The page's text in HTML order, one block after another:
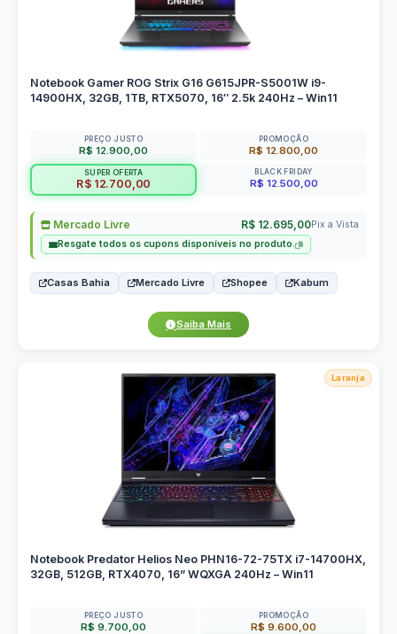
Notebook Gamer ROG Strix G16 G615JPR-S5001W i9-
14900HX, 32GB, 1TB, RTX5070, 16″ 2.5k 240Hz – Win11
PREÇO JUSTO
R$ 12.900,00
PROMOÇÃO
R$ 12.800,00
SUPER OFERTA
R$ 12.700,00
BLACK FRIDAY
R$ 12.500,00
Mercado Livre R$ 12.695,00Pix a Vista
Resgate todos os cupons disponíveis no produto.
Casas Bahia Mercado Livre Shopee Kabum
Saiba Mais
Laranja
Notebook Predator Helios Neo PHN16-72-75TX i7-14700HX,
32GB, 512GB, RTX4070, 16” WQXGA 240Hz – Win11
PREÇO JUSTO
R$ 9.700,00
PROMOÇÃO
R$ 9.600,00